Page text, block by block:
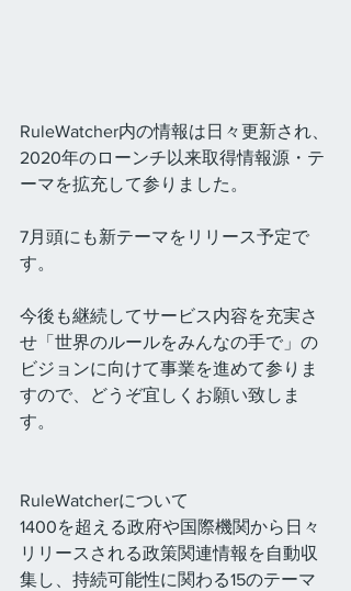
RuleWatcher内の情報は日々更新され、
2020年のローンチ以来取得情報源・テ
ーマを拡充して参りました。
7月頭にも新テーマをリリース予定で
す。
今後も継続してサービス内容を充実さ
せ「世界のルールをみんなの手で」の
ビジョンに向けて事業を進めて参りま
すので、どうぞ宜しくお願い致しま
す。
RuleWatcherについて
1400を超える政府や国際機関から日々
リリースされる政策関連情報を自動収
集し、持続可能性に関わる15のテーマ